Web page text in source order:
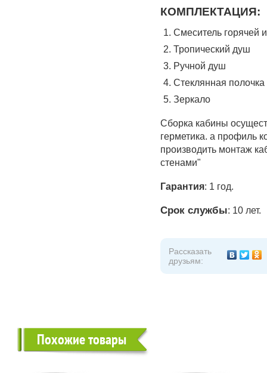
КОМПЛЕКТАЦИЯ:
Смеситель горячей
Тропический душ
Ручной душ
Стеклянная полочка
Зеркало
Сборка кабины
герметика. а профиль
производить монтаж
стенами"
Гарантия: 1 год.
Срок службы: 10 лет.
Рассказать
друзьям:
Похожие товары